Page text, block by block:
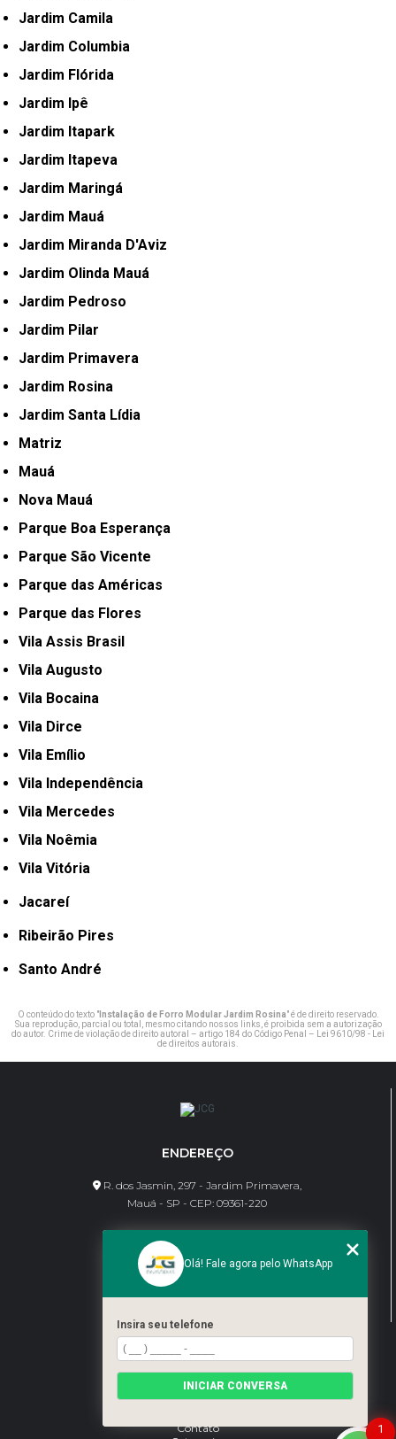
Jardim Camila
Jardim Columbia
Jardim Flórida
Jardim Ipê
Jardim Itapark
Jardim Itapeva
Jardim Maringá
Jardim Mauá
Jardim Miranda D'Aviz
Jardim Olinda Mauá
Jardim Pedroso
Jardim Pilar
Jardim Primavera
Jardim Rosina
Jardim Santa Lídia
Matriz
Mauá
Nova Mauá
Parque Boa Esperança
Parque São Vicente
Parque das Américas
Parque das Flores
Vila Assis Brasil
Vila Augusto
Vila Bocaina
Vila Dirce
Vila Emílio
Vila Independência
Vila Mercedes
Vila Noêmia
Vila Vitória
Jacareí
Ribeirão Pires
Santo André
O conteúdo do texto "Instalação de Forro Modular Jardim Rosina" é de direito reservado.
Sua reprodução, parcial ou total, mesmo citando nossos links, é proibida sem a autorização
do autor. Crime de violação de direito autoral – artigo 184 do Código Penal –
Lei 9610/98 - Lei
de direitos autorais
ENDEREÇO
R. dos Jasmin, 297 - Jardim Primavera,
Mauá - SP - CEP: 09361-220
CONTATO
(11) 95462-8630
bene@jcgdivisorias.com
Home
Sobre Nós
Serviços
Contato
1
Olá! Fale agora pelo WhatsApp
Insira seu telefone
INICIAR CONVERSA